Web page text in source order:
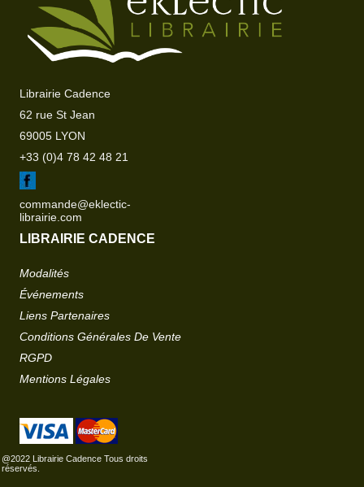
Librairie Cadence
62 rue St Jean
69005 LYON
+33 (0)4 78 42 48 21
commande@eklectic-
librairie.com
LIBRAIRIE CADENCE
Modalités
Événements
Liens Partenaires
Conditions Générales De Vente
RGPD
Mentions Légales
@2022 Librairie Cadence Tous droits
réservés.